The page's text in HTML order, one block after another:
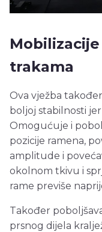
trakama
Ova vježba
boljoj stabilnosti
Omogućuje i
pozicije ramena,
amplitude i
okolnom tkivu i
rame previše
Također
prsnog dijela